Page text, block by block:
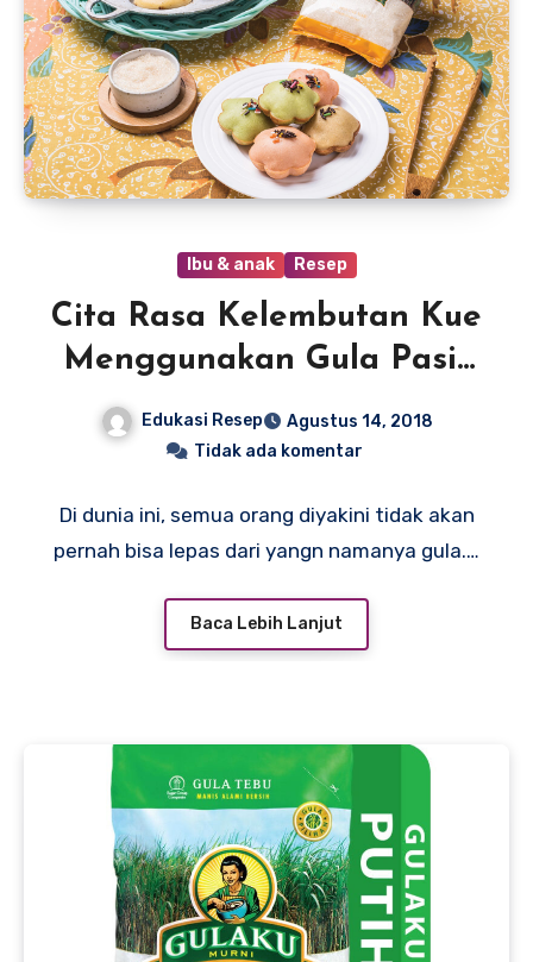
Ibu & anak Resep
Cita Rasa Kelembutan Kue
Menggunakan Gula Pasir
Edukasi Resep
Agustus 14, 2018
Tidak ada komentar
Di dunia ini, semua orang diyakini tidak akan
pernah bisa lepas dari yangn namanya gula.…
Baca Lebih Lanjut